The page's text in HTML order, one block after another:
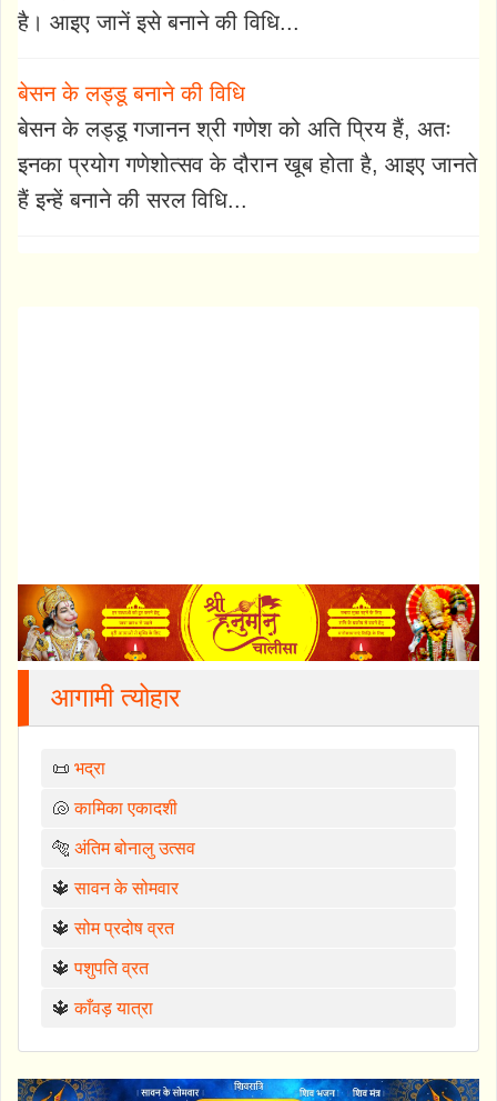
है। आइए जानें इसे बनाने की विधि...
बेसन के लड्‍डू बनाने की विधि
बेसन के लड्‍डू गजानन श्री गणेश को अति प्रिय हैं, अतः
इनका प्रयोग गणेशोत्सव के दौरान खूब होता है, आइए जानते
हैं इन्हें बनाने की सरल विधि...
आगामी त्योहार
📜 भद्रा
🐚कामिका एकादशी
🐅 अंतिम बोनालु उत्सव
🔱सावन के सोमवार
🔱सोम प्रदोष व्रत
🔱पशुपति व्रत
🔱काँवड़ यात्रा